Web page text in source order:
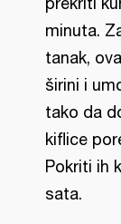
minuta.
tanak,
širini i
tako da
kiflice
Pokriti ih
sata.